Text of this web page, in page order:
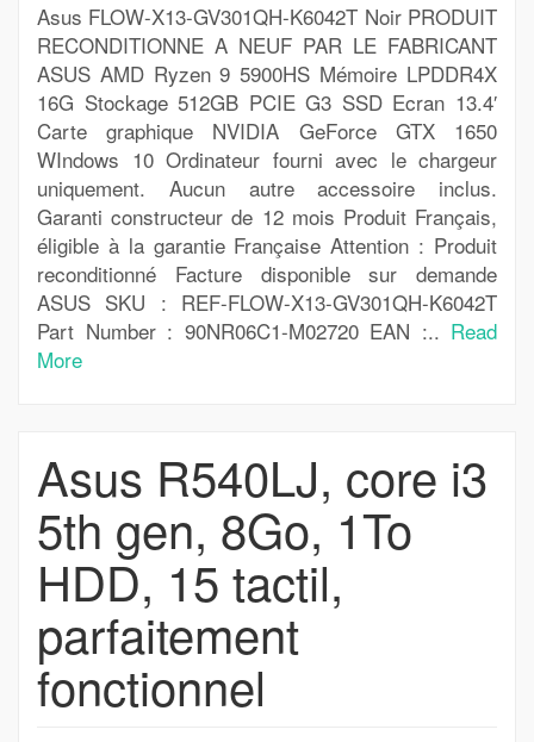
Asus FLOW-X13-GV301QH-K6042T Noir PRODUIT
RECONDITIONNE A NEUF PAR LE FABRICANT
ASUS AMD Ryzen 9 5900HS Mémoire LPDDR4X
16G Stockage 512GB PCIE G3 SSD Ecran 13.4′
Carte graphique NVIDIA GeForce GTX 1650
WIndows 10 Ordinateur fourni avec le chargeur
uniquement. Aucun autre accessoire inclus.
Garanti constructeur de 12 mois Produit Français,
éligible à la garantie Française Attention : Produit
reconditionné Facture disponible sur demande
ASUS SKU : REF-FLOW-X13-GV301QH-K6042T
Part Number : 90NR06C1-M02720 EAN :.. Read
More
Asus R540LJ, core i3
5th gen, 8Go, 1To
HDD, 15 tactil,
parfaitement
fonctionnel